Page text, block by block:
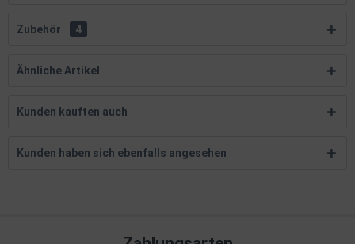
Zubehör 4
Ähnliche Artikel
Kunden kauften auch
Kunden haben sich ebenfalls angesehen